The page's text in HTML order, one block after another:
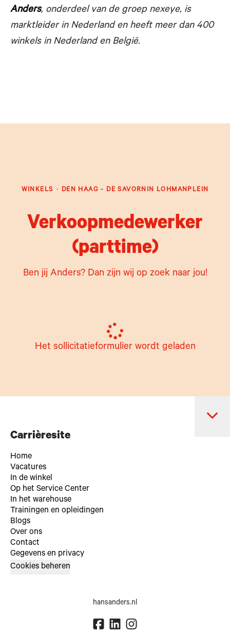
Anders, onderdeel van de groep nexeye, is
marktleider in Nederland en heeft meer dan 400
winkels in Nederland en België.
WINKELS · DEN HAAG - DE SAVORNIN LOHMANPLEIN
Verkoopmedewerker
(parttime)
Ben jij Anders? Dan zijn wij op zoek naar jou!
Het sollicitatieformulier wordt geladen
Carrièresite
Home
Vacatures
In de winkel
Op het Service Center
In het warehouse
Trainingen en opleidingen
Blogs
Over ons
Contact
Gegevens en privacy
Cookies beheren
hansanders.nl